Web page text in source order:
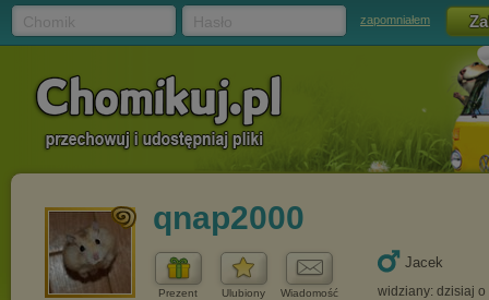
zapomniałem
qnap2000
Prezent Ulubiony Wiadomość
Jacek
widziany: dzisiaj o